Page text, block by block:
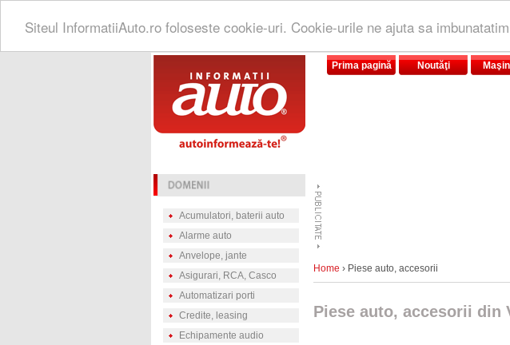
Siteul InformatiiAuto.ro foloseste cookie-uri. Cookie-urile ne ajuta sa
Prima pagină Noutăţi
Acumulatori, baterii auto
Alarme auto
Anvelope, jante
Asigurari, RCA, Casco
Automatizari porti
Credite, leasing
Echipamente audio
Home › Piese auto, accesorii
Piese auto, accesorii din